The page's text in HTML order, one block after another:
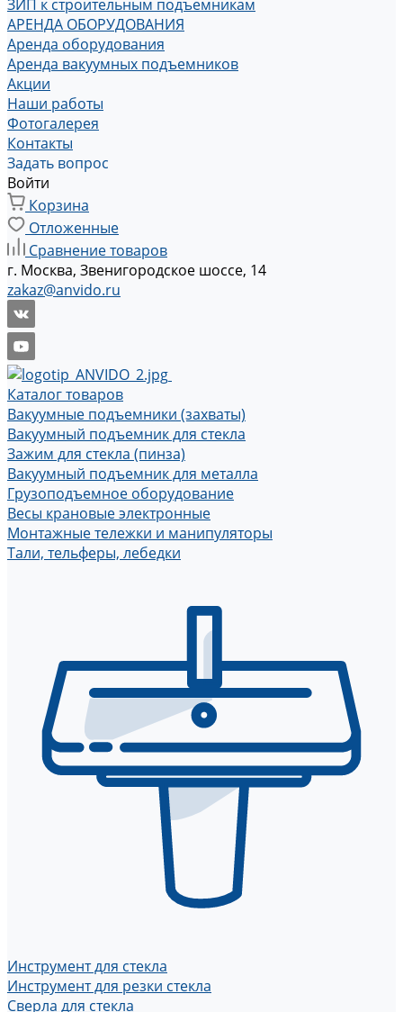
ЗИП к строительным подъемникам
АРЕНДА ОБОРУДОВАНИЯ
Аренда оборудования
Аренда вакуумных подъемников
Акции
Наши работы
Фотогалерея
Контакты
Задать вопрос
Войти
Корзина
Отложенные
Сравнение товаров
г. Москва, Звенигородское шоссе, 14
zakaz@anvido.ru
Каталог товаров
Вакуумные подъемники (захваты)
Вакуумный подъемник для стекла
Зажим для стекла (пинза)
Вакуумный подъемник для металла
Грузоподъемное оборудование
Весы крановые электронные
Монтажные тележки и манипуляторы
Тали, тельферы, лебедки
Инструмент для стекла
Инструмент для резки стекла
Сверла для стекла